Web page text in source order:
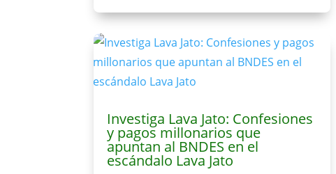
Investiga Lava Jato: Confesiones
y pagos millonarios que
apuntan al BNDES en el
escándalo Lava Jato